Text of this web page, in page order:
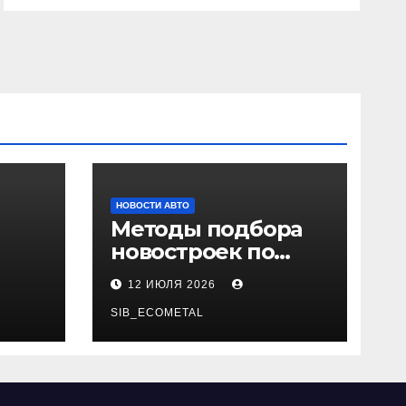
НОВОСТИ АВТО
Методы подбора
новостроек по
заданным
критериям
12 ИЮЛЯ 2026
SIB_ECOMETAL